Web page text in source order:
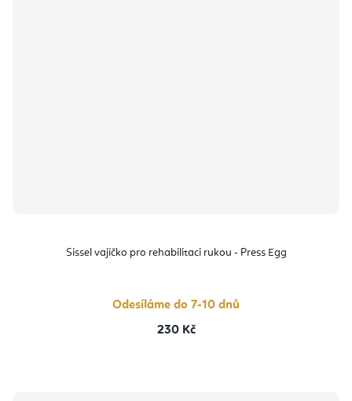
Sissel vajíčko pro rehabilitaci rukou - Press Egg
Odesíláme do 7-10 dnů
230 Kč